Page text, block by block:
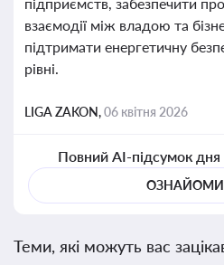
взаємодії між владою та
підтримати енергетичну
рівні.
LIGA ZAKON,06 квітня 2026
Повний AI-підсумок дня
Теми, які можуть вас